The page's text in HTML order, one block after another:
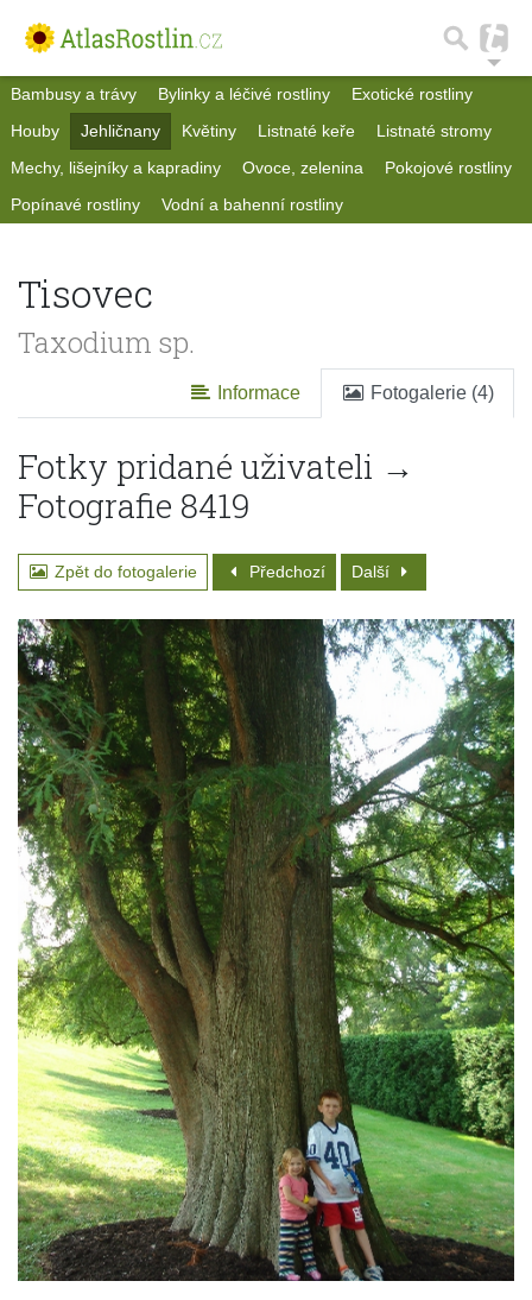
Bambusy a trávy Bylinky a léčivé rostliny
Exotické rostliny
Houby
Jehličnany Květiny Listnaté keře
Listnaté stromy
Mechy, lišejníky a kapradiny
Ovoce, zelenina
Pokojové rostliny
Popínavé rostliny
Vodní a bahenní rostliny
Tisovec
Taxodium sp.
Informace Fotogalerie (4)
Fotky pridané uživateli →
Fotografie 8419
Zpět do fotogalerie Předchozí Další